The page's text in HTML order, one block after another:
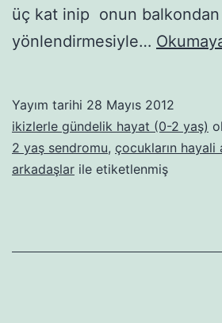
üç kat inip onun
yönlendirmesiyle…
Yayım tarihi 28 Mayıs 2012
ikizlerle gündelik hayat (0-2 yaş)
2 yaş sendromu, çocukların hayali
arkadaşlar ile etiketlenmiş